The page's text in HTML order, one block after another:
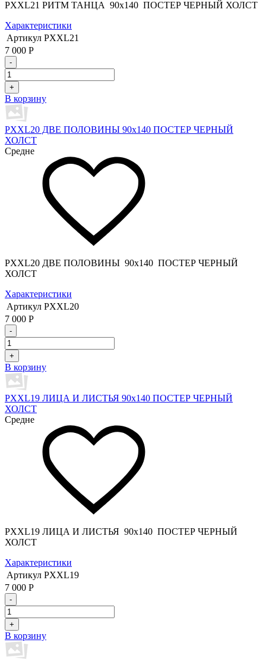
PXXL21 РИТМ ТАНЦА 90x140 ПОСТЕР ЧЕРНЫЙ ХОЛСТ
Характеристики
Артикул PXXL21
7 000 Р
-
+
В корзину
PXXL20 ДВЕ ПОЛОВИНЫ 90x140 ПОСТЕР ЧЕРНЫЙ
ХОЛСТ
Средне
PXXL20 ДВЕ ПОЛОВИНЫ 90x140 ПОСТЕР ЧЕРНЫЙ
ХОЛСТ
Характеристики
Артикул PXXL20
7 000 Р
-
+
В корзину
PXXL19 ЛИЦА И ЛИСТЬЯ 90x140 ПОСТЕР ЧЕРНЫЙ
ХОЛСТ
Средне
PXXL19 ЛИЦА И ЛИСТЬЯ 90x140 ПОСТЕР ЧЕРНЫЙ
ХОЛСТ
Характеристики
Артикул PXXL19
7 000 Р
-
+
В корзину